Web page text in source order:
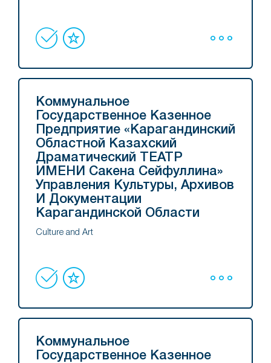
Коммунальное
Государственное Казенное
Предприятие «Карагандинский
Областной Казахский
Драматический ТЕАТР
ИМЕНИ Сакена Сейфуллина»
Управления Культуры, Архивов
И Документации
Карагандинской Области
Culture and Art
Коммунальное
Государственное Казенное